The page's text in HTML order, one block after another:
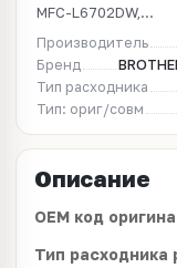
MFC-L6702DW,...
Производитель
Бренд
Тип расходника
Тип: ориг/совм
Описание
OEM код
Тип расходника